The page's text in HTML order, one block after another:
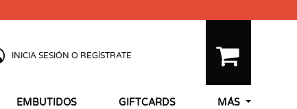
INICIA SESIÓN O REGÍSTRATE
EMBUTIDOS GIFTCARDS MÁS